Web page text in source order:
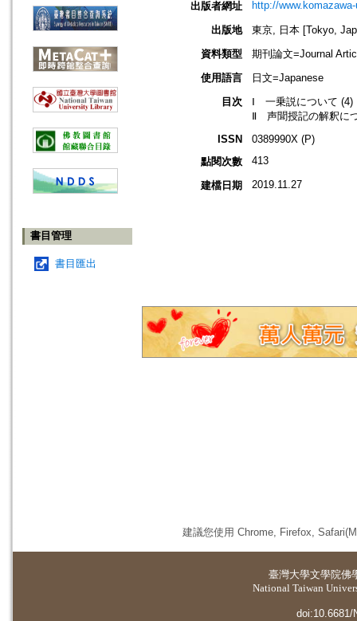
書目管理
書目匯出
出版者網址
http://
出版地
東京, 日本 [Tokyo,
資料類型
期刊論文=Journal
使用語言
日文=Japanese
目次
Ⅰ 一乗説について (4)
Ⅱ 声聞授記の解釈に
ISSN
0389990X (P)
點閱次數
413
建檔日期 2019.11.27
建議您使用 Chrome, Firefox,
臺灣大學文學院佛
National Taiwan
doi:10.6681/